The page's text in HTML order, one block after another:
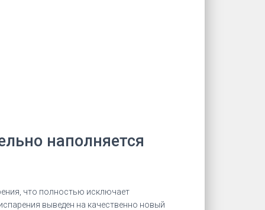
наполняется
что полностью исключает
выведен на качественно новый